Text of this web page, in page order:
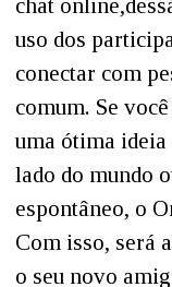
chat
uso dos
conectar com
comum. Se
uma ótima
lado do mundo
espontâneo, o
Com isso, será
o seu novo